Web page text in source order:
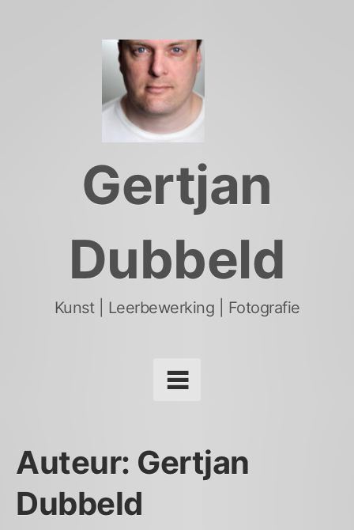
Gertjan
Dubbeld
Kunst | Leerbewerking | Fotografie
Auteur: Gertjan
Dubbeld